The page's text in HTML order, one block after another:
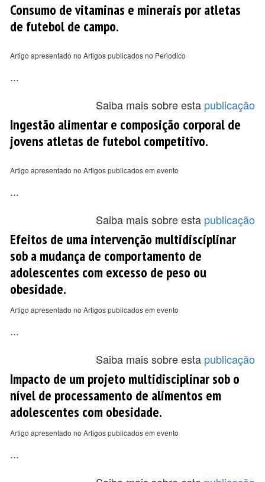
Consumo de vitaminas e minerais por atletas
de futebol de campo.
Artigo apresentado no Artigos publicados no Periodico
...
Saiba mais sobre esta publicação
Ingestão alimentar e composição corporal de
jovens atletas de futebol competitivo.
Artigo apresentado no Artigos publicados em evento
...
Saiba mais sobre esta publicação
Efeitos de uma intervenção multidisciplinar
sob a mudança de comportamento de
adolescentes com excesso de peso ou
obesidade.
Artigo apresentado no Artigos publicados em evento
...
Saiba mais sobre esta publicação
Impacto de um projeto multidisciplinar sob o
nível de processamento de alimentos em
adolescentes com obesidade.
Artigo apresentado no Artigos publicados em evento
...